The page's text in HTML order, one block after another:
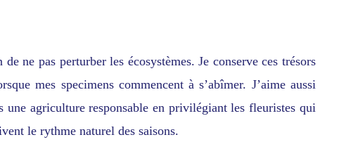
ne pas perturber les écosystèmes. Je conserve ces trésors
mes specimens commencent à s’abîmer. J’aime aussi
une agriculture responsable en privilégiant les fleuristes qui
le rythme naturel des saisons.